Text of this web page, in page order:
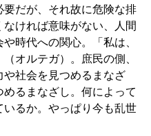
だが、それ故に危険な排
ければ意味がない、人間
時代への関心。「私は、
オルテガ）。庶民の側、
社会を見つめるまなざ
めるまなざし。何によって
いるか。やっぱり今も乱世